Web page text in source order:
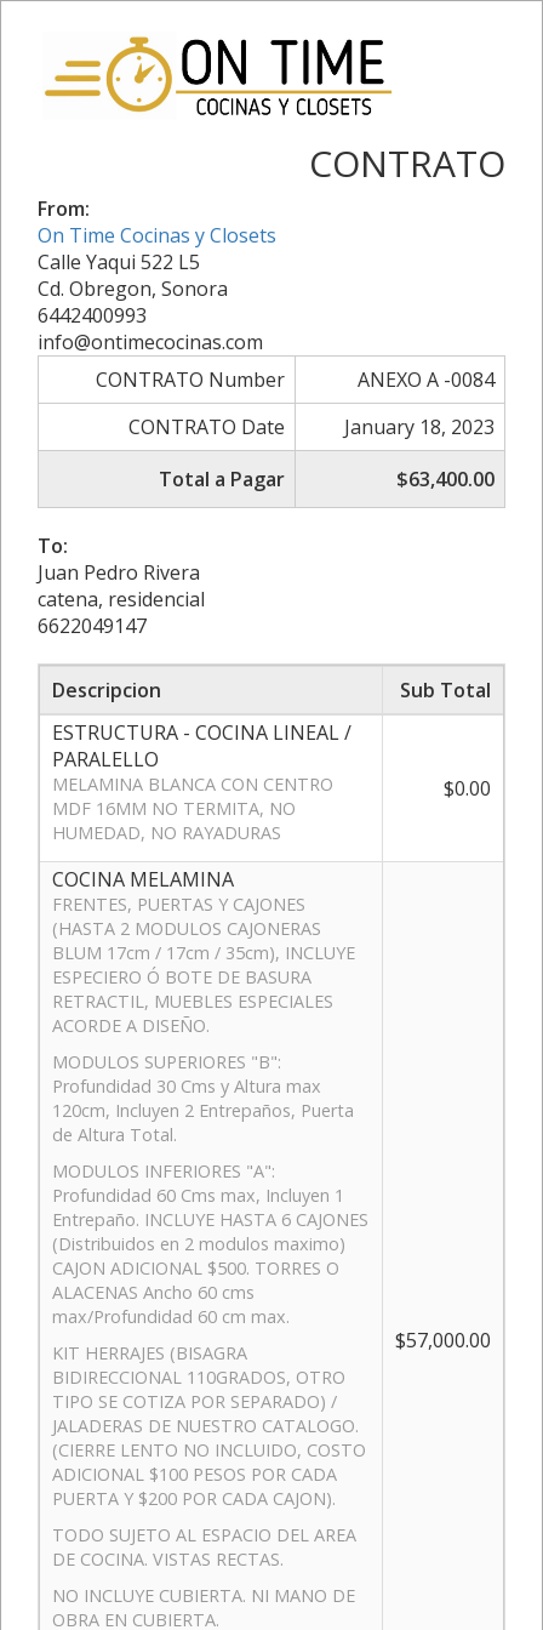
CONTRATO
From:
On Time Cocinas y Closets
Calle Yaqui 522 L5
Cd. Obregon, Sonora
6442400993
info@ontimecocinas.com
CONTRATO Number
ANEXO A -0084
CONTRATO Date
January 18, 2023
Total a Pagar
$63,400.00
To:
Juan Pedro Rivera
catena, residencial
6622049147
Descripcion
Sub Total
ESTRUCTURA - COCINA LINEAL /
PARALELLO
MELAMINA BLANCA CON CENTRO
MDF 16MM NO TERMITA, NO
HUMEDAD, NO RAYADURAS
$0.00
COCINA MELAMINA
FRENTES, PUERTAS Y CAJONES
(HASTA 2 MODULOS CAJONERAS
BLUM 17cm / 17cm / 35cm), INCLUYE
ESPECIERO Ó BOTE DE BASURA
RETRACTIL, MUEBLES ESPECIALES
ACORDE A DISEÑO.
MODULOS SUPERIORES "B":
Profundidad 30 Cms y Altura max
120cm, Incluyen 2 Entrepaños, Puerta
de Altura Total.
MODULOS INFERIORES "A":
Profundidad 60 Cms max, Incluyen 1
Entrepaño. INCLUYE HASTA 6 CAJONES
(Distribuidos en 2 modulos maximo)
CAJON ADICIONAL $500. TORRES O
ALACENAS Ancho 60 cms
max/Profundidad 60 cm max.
KIT HERRAJES (BISAGRA
BIDIRECCIONAL 110GRADOS, OTRO
TIPO SE COTIZA POR SEPARADO) /
JALADERAS DE NUESTRO CATALOGO.
(CIERRE LENTO NO INCLUIDO, COSTO
ADICIONAL $100 PESOS POR CADA
PUERTA Y $200 POR CADA CAJON).
TODO SUJETO AL ESPACIO DEL AREA
DE COCINA. VISTAS RECTAS.
NO INCLUYE CUBIERTA. NI MANO DE
OBRA EN CUBIERTA.
$57,000.00